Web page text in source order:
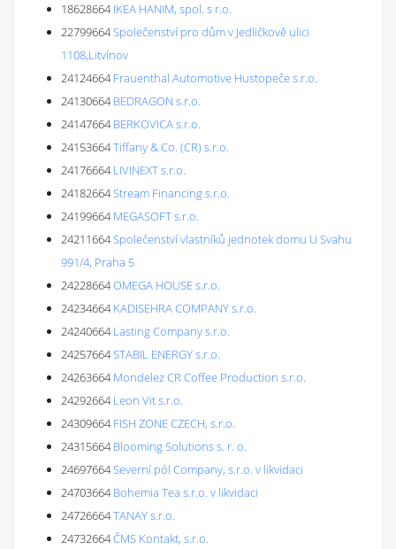
18628664 IKEA HANIM, spol. s r.o.
22799664Společenství pro dům v Jedličkově ulici
1108,Litvínov
24124664 Frauenthal Automotive Hustopeče s.r.o.
24130664 BEDRAGON s.r.o.
24147664 BERKOVICA s.r.o.
24153664Tiffany & Co. (CR) s.r.o.
24176664 LIVINEXT s.r.o.
24182664Stream Financing s.r.o.
24199664 MEGASOFT s.r.o.
24211664Společenství vlastníků jednotek domu U Svahu
991/4, Praha 5
24228664OMEGA HOUSE s.r.o.
24234664 KADISEHRA COMPANY s.r.o.
24240664 Lasting Company s.r.o.
24257664STABIL ENERGY s.r.o.
24263664 Mondelez CR Coffee Production s.r.o.
24292664 Leon Vit s.r.o.
24309664 FISH ZONE CZECH, s.r.o.
24315664 Blooming Solutions s. r. o.
24697664Severní pól Company, s.r.o. v likvidaci
24703664 Bohemia Tea s.r.o. v likvidaci
24726664TANAY s.r.o.
24732664ČMS Kontakt, s.r.o.